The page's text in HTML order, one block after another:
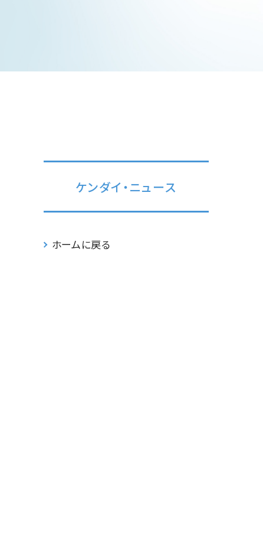
ケンダイ・ニュース
ホームに戻る